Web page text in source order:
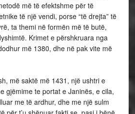
më të efektshme për të
të një vendi, porse “të drejta” të
ta themi në formën më të butë,
Krimet e përshkruara nga
më 1380, dhe në pak vite më
më saktë më 1431, një ushtri e
gjëmime te portat e Janinës, e cila,
me të ardhur, dhe me një sulm